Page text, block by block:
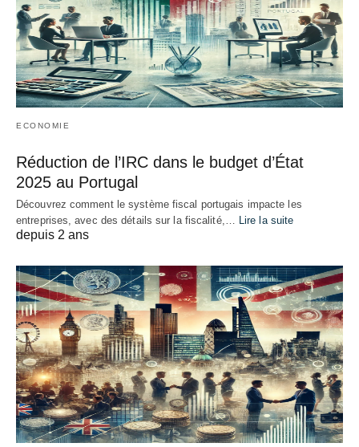
ECONOMIE
Réduction de l’IRC dans le budget d’État
2025 au Portugal
Découvrez comment le système fiscal portugais impacte les
entreprises, avec des détails sur la fiscalité,… Lire la suite
depuis 2 ans